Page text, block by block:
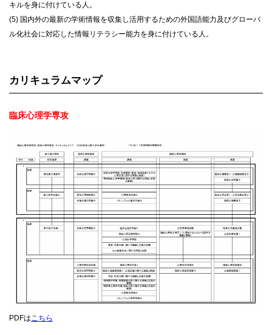
キルを身に付けている人。
(5) 国内外の最新の学術情報を収集し活用するための外国語能力及びグローバ
ル化社会に対応した情報リテラシー能力を身に付けている人。
カリキュラムマップ
臨床心理学専攻
PDFはこちら